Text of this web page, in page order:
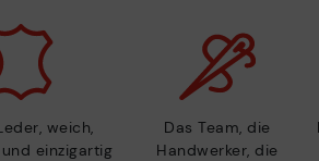
weich,
einzigartig
Das Team, die
Handwerker, die